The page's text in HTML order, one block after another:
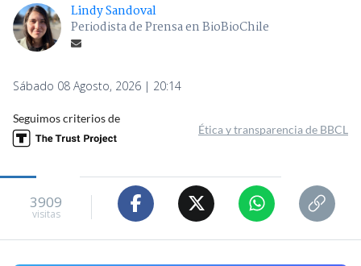
Lindy Sandoval
Periodista de Prensa en BioBioChile
Sábado 08 Agosto, 2026 | 20:14
Seguimos criterios de
Ética y transparencia de BBCL
3909
visitas